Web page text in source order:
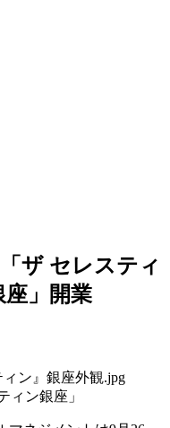
ザ セレスティ
」開業
ィン銀座」